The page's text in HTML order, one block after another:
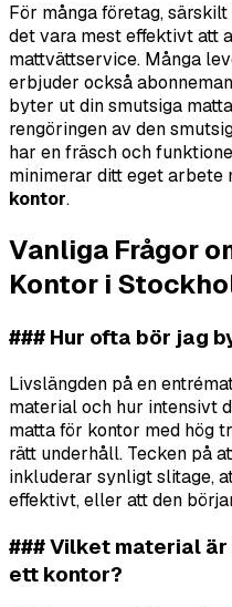
För många företag,
det vara mest effektivt att
mattvättservice. Många
erbjuder också
byter ut din smutsiga
rengöringen av den
har en fräsch och
minimerar ditt eget arbete
kontor.
Vanliga Frågor
Kontor i
### Hur ofta bör jag
Livslängden på en
material och hur intensivt
matta för kontor med hög
rätt underhåll. Tecken på
inkluderar synligt slitage,
effektivt, eller att den
### Vilket material
ett kontor?